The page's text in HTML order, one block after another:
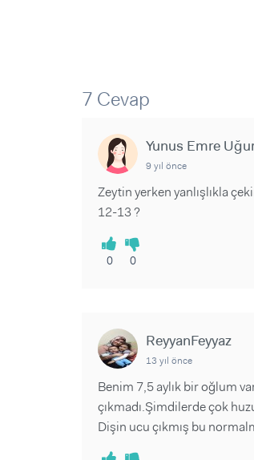
7 Cevap
Yunus Emre
9 yıl önce
Zeytin yerken yanlışlıkla
12-13 ?
0 0
ReyyanFeyyaz
13 yıl önce
Benim 7,5 aylık bir oğlum
çıkmadı.Şimdilerde çok
Dişin ucu çıkmış bu